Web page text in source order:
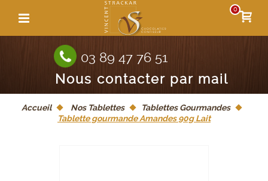
0
03 89 47 76 51
Nous contacter par mail
Accueil Nos Tablettes
Tablettes Gourmandes
Tablette gourmande Amandes 90g Lait